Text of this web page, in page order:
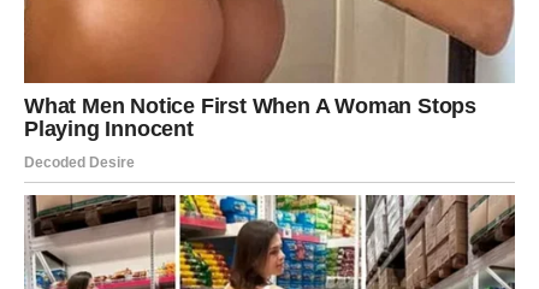
komplikaciju.
Lični razvoj
projekat, nova prilika pokreću vas napred.
Ovo je faza u kojoj ponovo verujete – i to bez zadrške.